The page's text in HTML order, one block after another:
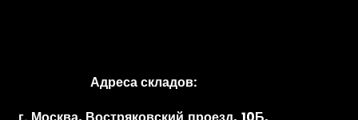
Адреса складов: